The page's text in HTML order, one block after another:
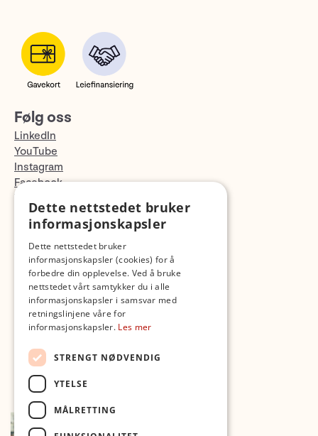
Følg oss
LinkedIn
YouTube
Instagram
Facebook
TikTok
Fotopodden
Med forbehold om skrive- og lagerfeil
Dette nettstedet bruker
informasjonskapsler
Dette nettstedet bruker
informasjonskapsler (cookies) for å
forbedre din opplevelse. Ved å bruke
nettstedet vårt samtykker du i alle
informasjonskapsler i samsvar med
retningslinjene våre for
informasjonskapsler. Les mer
STRENGT NØDVENDIG
YTELSE
MÅLRETTING